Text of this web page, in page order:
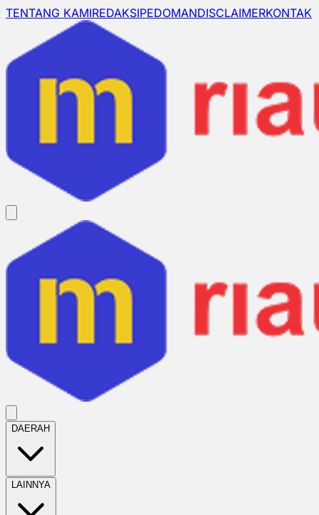
TENTANG KAMIREDAKSIPEDOMANDISCLAIMERKONTAK
DAERAH
LAINNYA